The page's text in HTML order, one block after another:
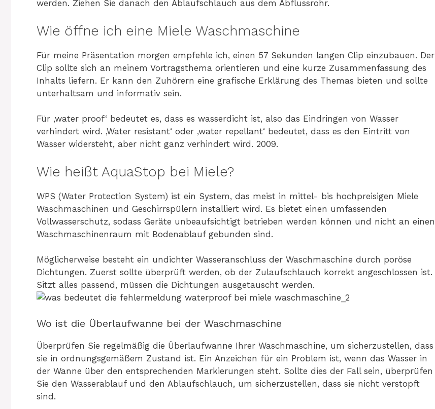
werden. Ziehen Sie danach den Ablaufschlauch aus dem Abflussrohr.
Wie öffne ich eine Miele Waschmaschine
Für meine Präsentation morgen empfehle ich, einen 57 Sekunden langen Clip einzubauen. Der
Clip sollte sich an meinem Vortragsthema orientieren und eine kurze Zusammenfassung des
Inhalts liefern. Er kann den Zuhörern eine grafische Erklärung des Themas bieten und sollte
unterhaltsam und informativ sein.
Für ‚water proof‘ bedeutet es, dass es wasserdicht ist, also das Eindringen von Wasser
verhindert wird. ‚Water resistant‘ oder ‚water repellant‘ bedeutet, dass es den Eintritt von
Wasser widersteht, aber nicht ganz verhindert wird. 2009.
Wie heißt AquaStop bei Miele?
WPS (Water Protection System) ist ein System, das meist in mittel- bis hochpreisigen Miele
Waschmaschinen und Geschirrspülern installiert wird. Es bietet einen umfassenden
Vollwasserschutz, sodass Geräte unbeaufsichtigt betrieben werden können und nicht an einen
Waschmaschinenraum mit Bodenablauf gebunden sind.
Möglicherweise besteht ein undichter Wasseranschluss der Waschmaschine durch poröse
Dichtungen. Zuerst sollte überprüft werden, ob der Zulaufschlauch korrekt angeschlossen ist.
Sitzt alles passend, müssen die Dichtungen ausgetauscht werden.
Wo ist die Überlaufwanne bei der Waschmaschine
Überprüfen Sie regelmäßig die Überlaufwanne Ihrer Waschmaschine, um sicherzustellen, dass
sie in ordnungsgemäßem Zustand ist. Ein Anzeichen für ein Problem ist, wenn das Wasser in
der Wanne über den entsprechenden Markierungen steht. Sollte dies der Fall sein, überprüfen
Sie den Wasserablauf und den Ablaufschlauch, um sicherzustellen, dass sie nicht verstopft
sind.